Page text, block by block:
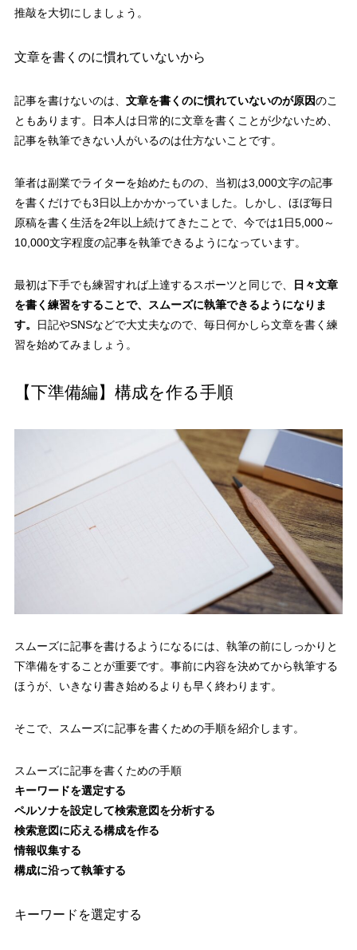
推敲を大切にしましょう。
文章を書くのに慣れていないから
記事を書けないのは、 文章を書くのに慣れていないのが原因のこ
ともあります。日本人は日常的に文章を書くことが少ないため、
記事を執筆できない人がいるのは仕方ないことです。
筆者は副業でライターを始めたものの、当初は3,000文字の記事
を書くだけでも3日以上かかかっていました。しかし、ほぼ毎日
原稿を書く生活を2年以上続けてきたことで、今では1日5,000～
10,000文字程度の記事を執筆できるようになっています。
最初は下手でも練習すれば上達するスポーツと同じで、
日々文章
を書く練習をすることで、スムーズに執筆できるようになりま
す。
日記やSNSなどで大丈夫なので、毎日何かしら文章を書く練
習を始めてみましょう。
【下準備編】構成を作る手順
スムーズに記事を書けるようになるには、執筆の前にしっかりと
下準備をすることが重要です。事前に内容を決めてから執筆する
ほうが、いきなり書き始めるよりも早く終わります。
そこで、スムーズに記事を書くための手順を紹介します。
スムーズに記事を書くための手順
キーワードを選定する
ペルソナを設定して検索意図を分析する
検索意図に応える構成を作る
情報収集する
構成に沿って執筆する
キーワードを選定する